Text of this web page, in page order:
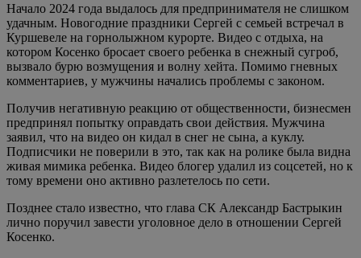
Начало 2024 года выдалось для предпринимателя не слишком
удачным. Новогодние праздники Сергей с семьей встречал в
Куршевеле на горнолыжном курорте. Видео с отдыха, на
котором Косенко бросает своего ребенка в снежный сугроб,
вызвало бурю возмущения и волну хейта. Помимо гневных
комментариев, у мужчины начались проблемы с законом.
Получив негативную реакцию от общественности, бизнесмен
предпринял попытку оправдать свои действия. Мужчина
заявил, что на видео он кидал в снег не сына, а куклу.
Подписчики не поверили в это, так как на ролике была видна
живая мимика ребенка. Видео блогер удалил из соцсетей, но к
тому времени оно активно разлетелось по сети.
Позднее стало известно, что глава СК Александр Бастрыкин
лично поручил завести уголовное дело в отношении Сергей
Косенко.